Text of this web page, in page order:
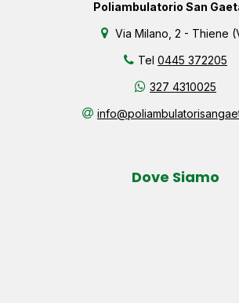
Poliambulatorio San
Via Milano, 2 - Thiene
Tel 0445 372205
327 4310025
Dove Siamo